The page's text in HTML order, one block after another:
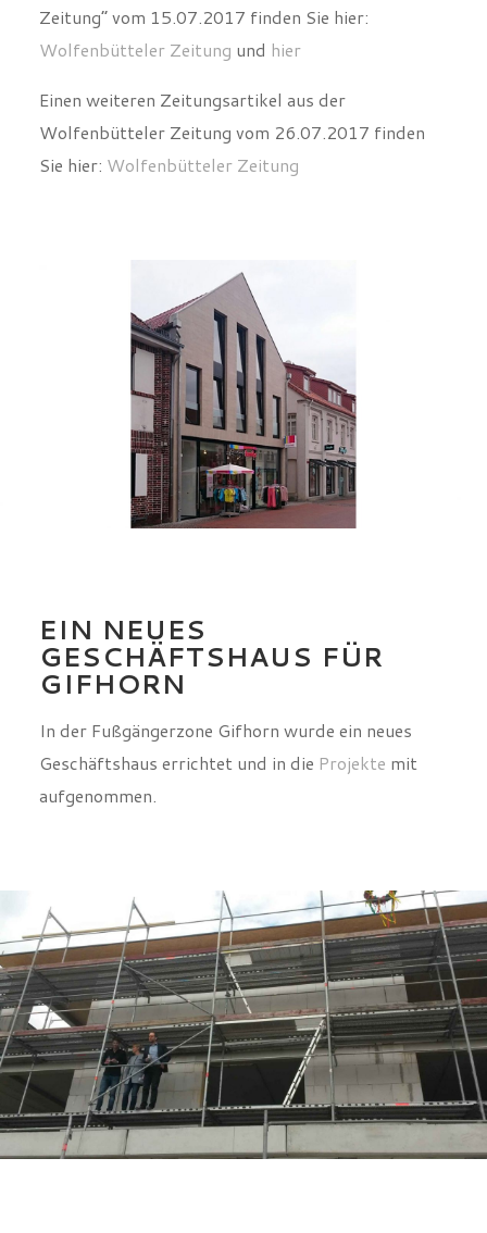
Zeitung“ vom 15.07.2017 finden Sie hier:
Wolfenbütteler Zeitung und hier
Einen weiteren Zeitungsartikel aus der
Wolfenbütteler Zeitung vom 26.07.2017 finden
Sie hier: Wolfenbütteler Zeitung
EIN NEUES
GESCHÄFTSHAUS FÜR
GIFHORN
In der Fußgängerzone Gifhorn wurde ein neues
Geschäftshaus errichtet und in die Projekte mit
aufgenommen.